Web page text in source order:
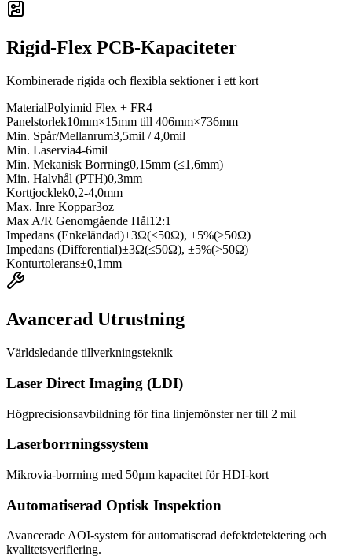
Rigid-Flex PCB-Kapaciteter
Kombinerade rigida och flexibla sektioner i ett kort
MaterialPolyimid Flex + FR4
Panelstorlek10mm×15mm till 406mm×736mm
Min. Spår/Mellanrum3,5mil / 4,0mil
Min. Laservia4-6mil
Min. Mekanisk Borrning0,15mm (≤1,6mm)
Min. Halvhål (PTH)0,3mm
Korttjocklek0,2-4,0mm
Max. Inre Koppar3oz
Max A/R Genomgående Hål12:1
Impedans (Enkeländad)±3Ω(≤50Ω), ±5%(>50Ω)
Impedans (Differential)±3Ω(≤50Ω), ±5%(>50Ω)
Konturtolerans±0,1mm
Avancerad Utrustning
Världsledande tillverkningsteknik
Laser Direct Imaging (LDI)
Högprecisionsavbildning för fina linjemönster ner till 2 mil
Laserborrningssystem
Mikrovia-borrning med 50μm kapacitet för HDI-kort
Automatiserad Optisk Inspektion
Avancerade AOI-system för automatiserad defektdetektering och
kvalitetsverifiering.